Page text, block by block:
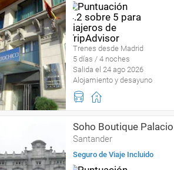
Trenes desde Madrid
5 días / 4 noches
Salida el 24 ago 2026
Alojamiento y desayuno
Soho Boutique
Santander
Seguro de Viaje Incluido